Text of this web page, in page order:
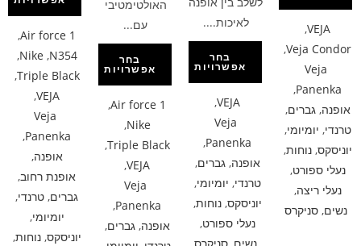
VEJA
,
Veja Condor
,
Veja
Panenka
,
אופנה,גברים,
טרנדי, יומיומי,
יוניסקס,נוחות,
נעלי ספורט,
נעלי ריצה,
נשים, סניקרס
לאיכות....
בחר
אפשרויות
VEJA
,
Veja
Panenka
,
אופנה,גברים,
טרנדי, יומיומי,
יוניסקס,נוחות,
נעלי ספורט,
האולטימטיבי
עם...
בחר
אפשרויות
Air force 1
,
Nike
,
Triple Black
,
VEJA
,
Veja
Panenka
,
אופנה,גברים,
Air force 1
,
N354
,
Nike
,
Triple Black
,
VEJA
,
Veja
Panenka
,
אופנה,
אופנת רחוב,
גברים, טרנדי,
יומיומי,
יוניסקס,נוחות,